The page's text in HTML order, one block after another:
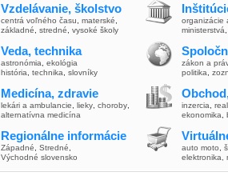
Vzdelávanie, školstvo
centrá voľného času materské
základné
stredné vysoké školy
Veda, technika
astronómia
ekológia
história
technika slovníky
Medicína, zdravie
lekári a ambulancie lieky choroby
alternatívna medicína
Regionálne informácie
Západné Stredné
Východné slovensko
organizácie
ministerstvá
zákon a
politika
inzercia
ekonomika
auto moto
elektronika,